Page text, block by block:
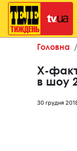
Головна
Х-
в шоу
30 грудня